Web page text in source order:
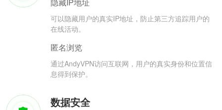
隐藏IP地址
可以隐藏用户的真实IP地址，防止第三方追踪用户的
在线活动。
匿名浏览
通过AndyVPN访问互联网，用户的真实身份和位置信
息得到保护。
数据安全